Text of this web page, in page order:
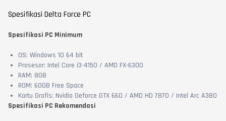
Spesifikasi Delta Force PC
Spesifikasi PC Minimum
OS: Windows 10 64 bit
Prosesor: Intel Core i3-4150 / AMD FX-6300
RAM: 8GB
ROM: 60GB Free Space
Kartu Grafis: Nvidia Geforce GTX 660 / AMD HD 7870 / Intel Arc A380
Spesifikasi PC Rekomendasi